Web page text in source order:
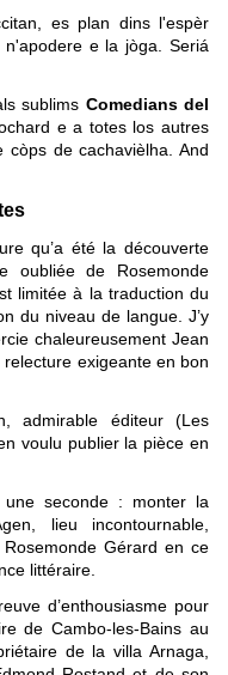
es plan dins l'espèr
n'apodere e la jòga. Seriá
sublims Comedians del
e a totes los autres
de cachavièlha. And
qu’a été la découverte
oubliée de Rosemonde
limitée à la traduction du
du niveau de langue. J’y
chaleureusement Jean
exigeante en bon
admirable éditeur (Les
voulu publier la pièce en
seconde : monter la
lieu incontournable,
Gérard en ce
littéraire.
d’enthousiasme pour
de Cambo-les-Bains au
de la villa Arnaga,